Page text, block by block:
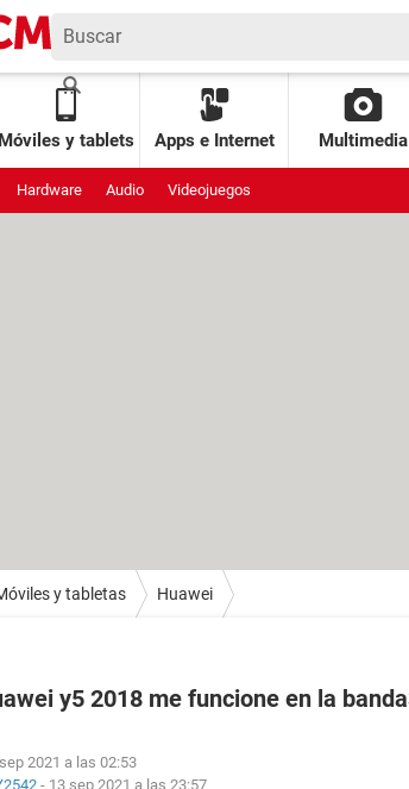
Móviles y tablets Apps e Internet Multimedia
Hardware Audio Videojuegos
y tabletas Huawei
y5 2018 me funcione en la
2021 a las 02:53
- 13 sep 2021 a las 23:57